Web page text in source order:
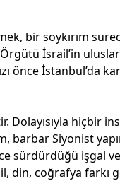
bir soykırım
İsrail’in
önce İstanbul’da
Dolayısıyla hiçbir
Siyonist
sürdürdüğü işgal
din, coğrafya